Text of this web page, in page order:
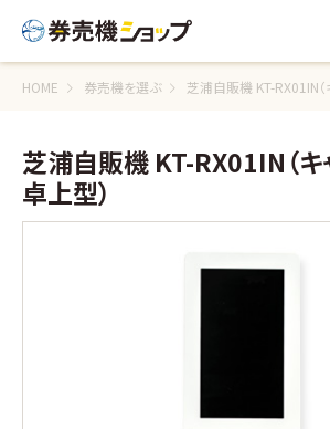
HOME 券売機を選ぶ 芝浦自販機 KT-RX01IN（
芝浦自販機 KT-RX01IN（キ
卓上型）